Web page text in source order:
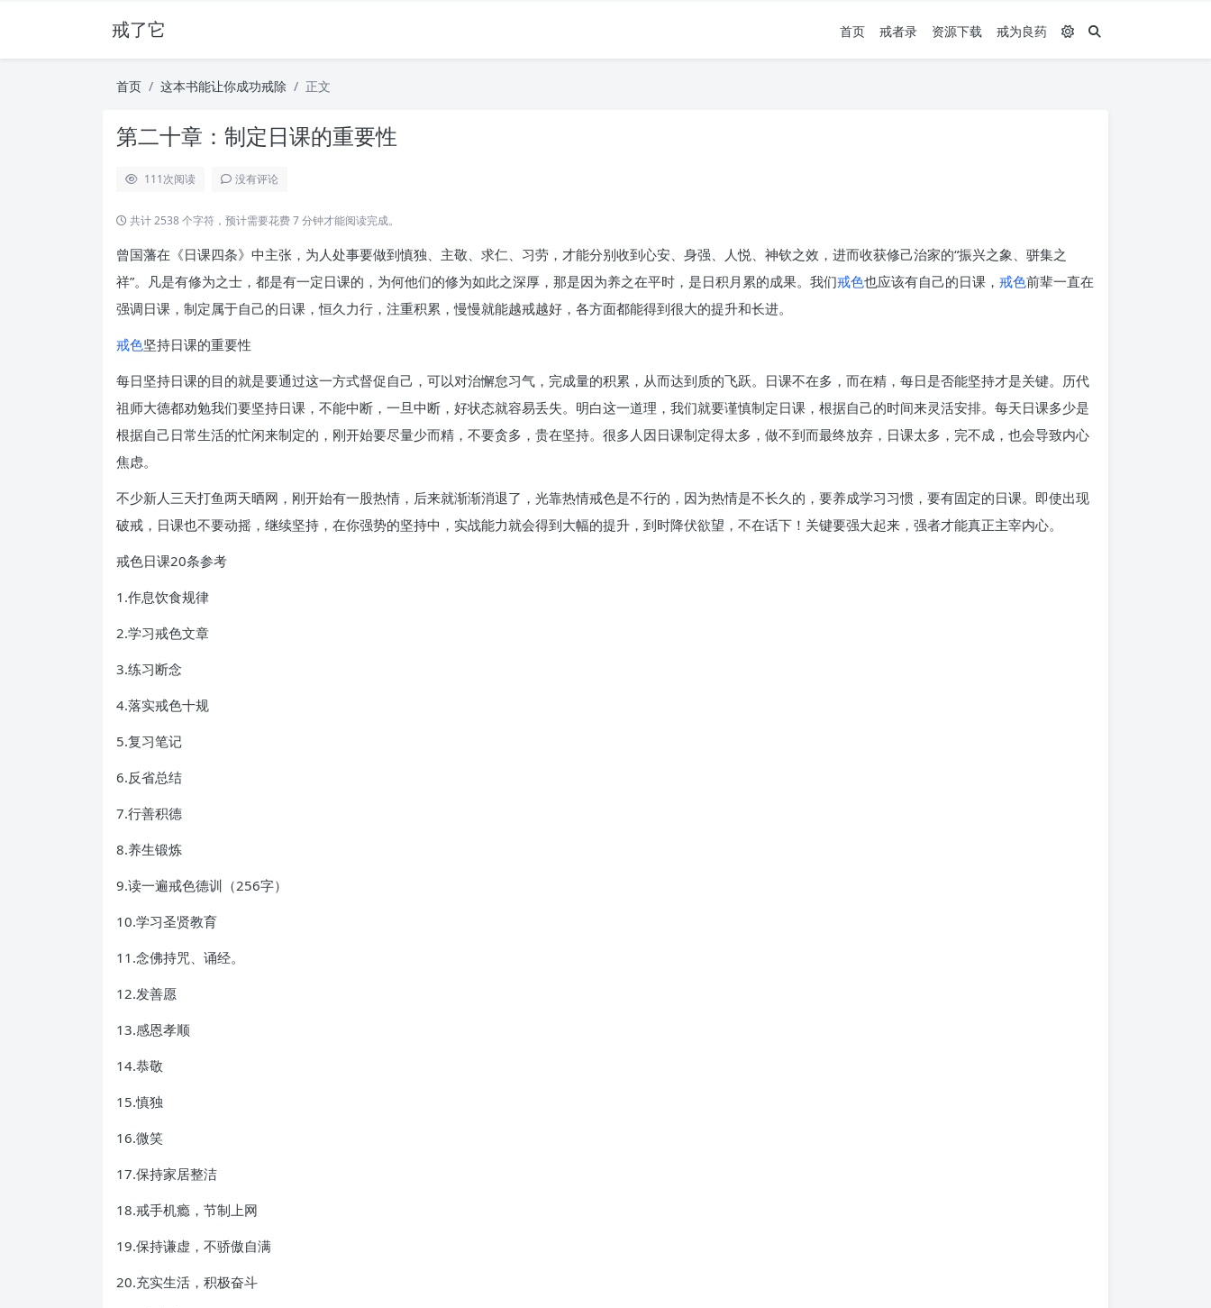
戒了它 首页 戒者录 资源下载 戒为良药
首页 这本书能让你成功戒除 正文
第二十章：制定日课的重要性
111次阅读 没有评论
共计 2538 个字符，预计需要花费 7 分钟才能阅读完成。
曾国藩在《日课四条》中主张，为人处事要做到慎独、主敬、求仁、习劳，才能分别收到心安、身强、人悦、神钦之效，进而收获修己治家的“振兴之象、骈集之
祥”。凡是有修为之士，都是有一定日课的，为何他们的修为如此之深厚，那是因为养之在平时，是日积月累的成果。我们戒色也应该有自己的日课， 戒色前辈一直在
强调日课，制定属于自己的日课，恒久力行，注重积累，慢慢就能越戒越好，各方面都能得到很大的提升和长进。
戒色坚持日课的重要性
每日坚持日课的目的就是要通过这一方式督促自己，可以对治懈怠习气，完成量的积累，从而达到质的飞跃。日课不在多，而在精，每日是否能坚持才是关键。历代
祖师大德都劝勉我们要坚持日课，不能中断，一旦中断，好状态就容易丢失。明白这一道理，我们就要谨慎制定日课，根据自己的时间来灵活安排。每天日课多少是
根据自己日常生活的忙闲来制定的，刚开始要尽量少而精，不要贪多，贵在坚持。很多人因日课制定得太多，做不到而最终放弃，日课太多，完不成，也会导致内心
焦虑。
不少新人三天打鱼两天晒网，刚开始有一股热情，后来就渐渐消退了，光靠热情戒色是不行的，因为热情是不长久的，要养成学习习惯，要有固定的日课。即使出现
破戒，日课也不要动摇，继续坚持，在你强势的坚持中，实战能力就会得到大幅的提升，到时降伏欲望，不在话下！关键要强大起来，强者才能真正主宰内心。
戒色日课20条参考
1.作息饮食规律
2.学习戒色文章
3.练习断念
4.落实戒色十规
5.复习笔记
6.反省总结
7.行善积德
8.养生锻炼
9.读一遍戒色德训（256字）
10.学习圣贤教育
11.念佛持咒、诵经。
12.发善愿
13.感恩孝顺
14.恭敬
15.慎独
16.微笑
17.保持家居整洁
18.戒手机瘾，节制上网
19.保持谦虚，不骄傲自满
20.充实生活，积极奋斗